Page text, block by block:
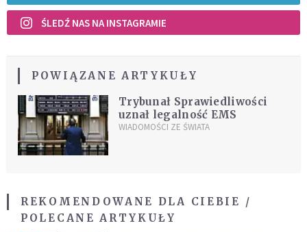
ŚLEDŹ NAS NA INSTAGRAMIE
POWIĄZANE ARTYKUŁY
Trybunał Sprawiedliwości
uznał legalność EMS
WIADOMOŚCI ZE ŚWIATA
REKOMENDOWANE DLA CIEBIE /
POLECANE ARTYKUŁY